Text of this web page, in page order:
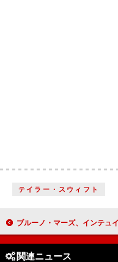
テイラー・スウィフト
ブルーノ・マーズ、インテュイット・ドームこけら落とし公演でレディー・ガガとサプライズ共演
関連ニュース